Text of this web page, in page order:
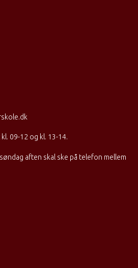
09-12 og kl. 13-14.
aften skal ske på telefon mellem